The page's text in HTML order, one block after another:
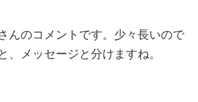
んのコメントです。少々長いので
、メッセージと分けますね。